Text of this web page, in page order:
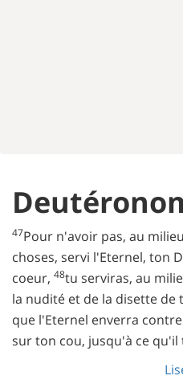
47Pour n'avoir pas, au
choses, servi l'Eternel, ton
coeur, 48tu serviras, au
la nudité et de la disette de
que l'Eternel enverra
sur ton cou, jusqu'à ce